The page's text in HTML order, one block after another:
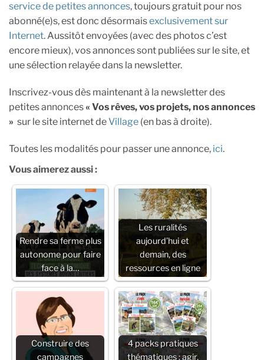
service de petites annonces, toujours gratuit pour nos
abonné(e)s, est donc désormaisexclusivement sur
Internet. Aussitôt envoyées (avec des photos c’est
encore mieux), vos annonces sont publiées sur le site, et
une sélection relayée dans la newsletter.
Inscrivez-vous dès maintenant à la newsletter des
petites annonces « Vos rêves, vos projets, nos annonces
» sur le site internet deVillage (en bas à droite).
Toutes les modalités pour passer une annonce, ici.
Vous aimerez aussi :
Rendre sa ferme plus
autonome pour faire
face à la…
Les ruralités
aujourd’hui et
demain, des
ressources en ligne
Construire des
campagnes
4 packs pratiques
thématiques : agir,